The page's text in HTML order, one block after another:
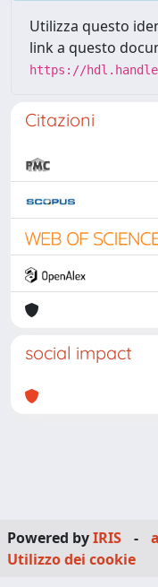
Utilizza questo
link a questo
https://
Citazioni
social impact
Powered byIRIS -
Utilizzo dei cookie